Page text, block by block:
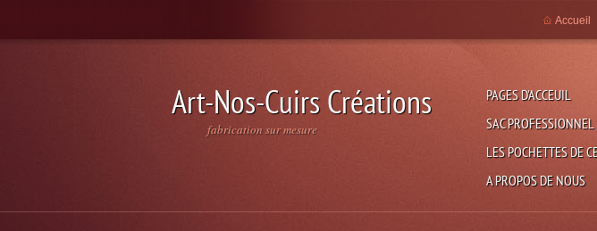
Art-Nos-Cuirs Créations
fabrication sur mesure
PAGES D'ACCEUIL
SAC PROFESSIONNEL
LES POCHETTES DE
A PROPOS DE NOUS
Accueil